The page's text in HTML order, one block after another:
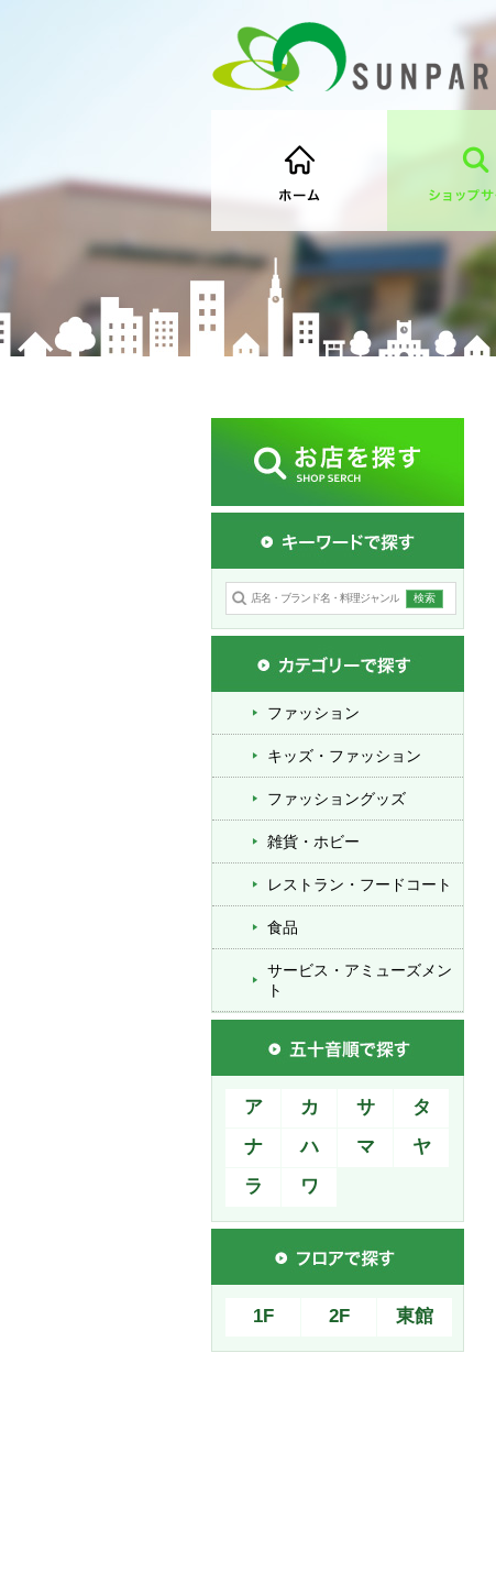
ファッション
キッズ・ファッション
ファッショングッズ
雑貨・ホビー
レストラン・フードコート
食品
サービス・アミューズメン
ト
ア カ サ
タ
ナ
ハ マ
ヤ
ラ
ワ
1F 2F 東館